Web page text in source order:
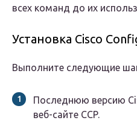
всех команд до их
Установка Cisco
Выполните следующие
Последнюю версию
веб-сайте CCP.